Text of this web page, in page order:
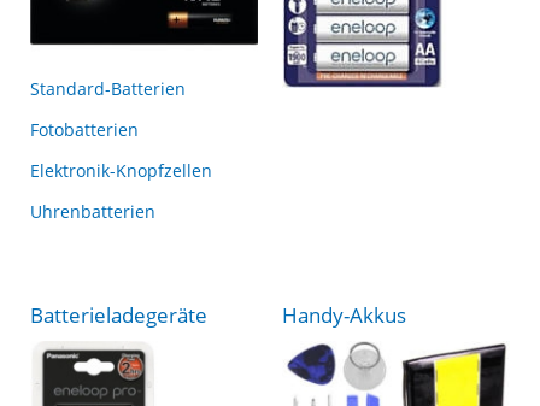
Standard-Batterien
Fotobatterien
Elektronik-Knopfzellen
Uhrenbatterien
Batterieladegeräte Handy-Akkus